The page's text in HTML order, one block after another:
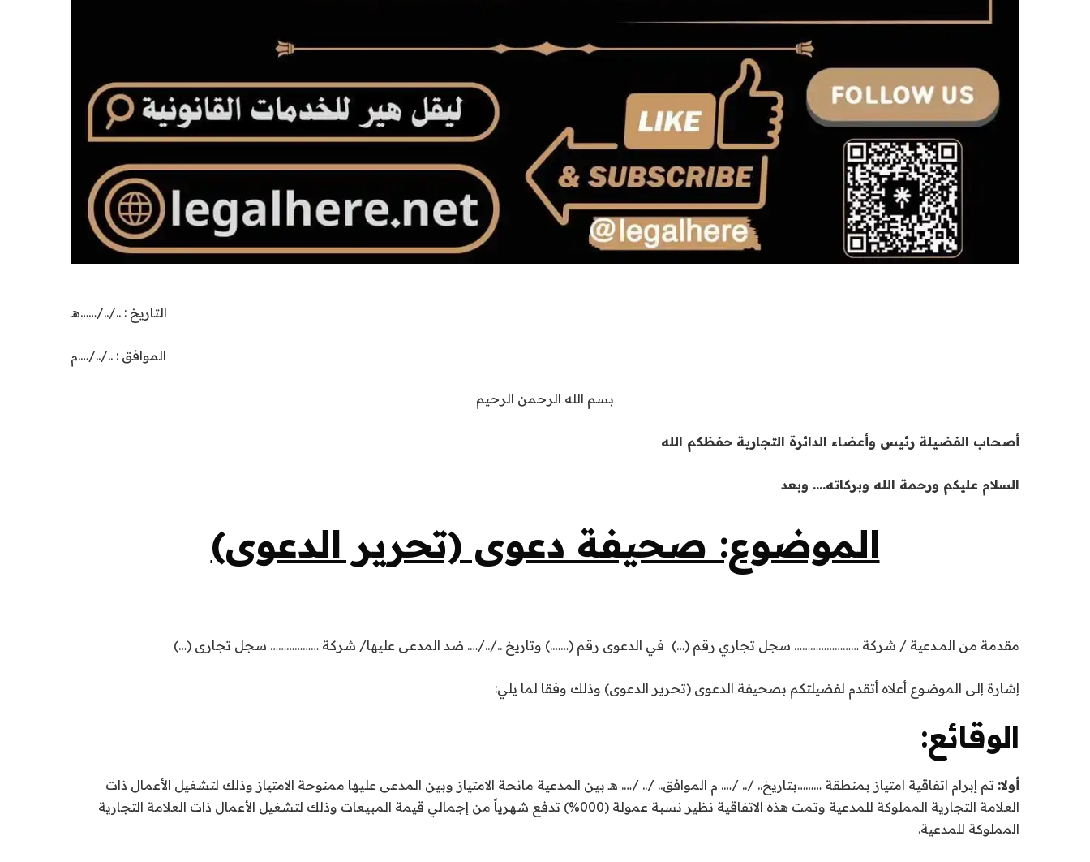
التاريخ : ../../……هـ
الموافق : ../../….م
بسم الله الرحمن الرحيم
أصحاب الفضيلة رئيس وأعضاء الدائرة التجارية حفظكم الله
السلام عليكم ورحمة الله وبركاته…. وبعد
الموضوع: صحيفة دعوى (تحرير الدعوى)
مقدمة من المـدعية / شركة …………………… سجل تجاري رقم (…) في الدعوى رقم (…….) وتاريخ ../../…. ضد المدعى عليها/ شركة ……………… سجل تجارى (…)
إشارة إلى الموضوع أعلاه أتقدم لفضيلتكم بصحيفة الدعوى (تحرير الدعوى) وذلك وفقا لما يلي:
الوقائع:
أولا: تم إبرام اتفاقية امتياز بمنطقة ………بتاريخ.. /.. /…. م الموافق.. /.. /…. هـ بين المدعية مانحة الامتياز وبين المدعى عليها ممنوحة الامتياز وذلك لتشغيل الأعمال ذات
العلامة التجارية المملوكة للمدعية وتمت هذه الاتفاقية نظير نسبة عمولة (000%) تدفع شهرياً من إجمالي قيمة المبيعات وذلك لتشغيل الأعمال ذات العلامة التجارية
المملوكة للمدعية.